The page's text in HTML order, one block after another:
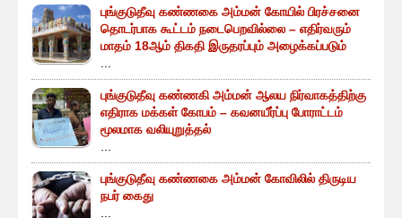
புங்குடுதீவு கண்ணகை அம்மன் கோயில் பிரச்சனை
தொடர்பாக கூட்டம் நடைபெறவில்லை – எதிர்வரும்
மாதம் 18ஆம் திகதி இருதரப்பும் அழைக்கப்படும்
புங்குடுதீவு கண்ணகி அம்மன் ஆலய நிர்வாகத்திற்கு
எதிராக மக்கள் கோபம் – கவனயீர்ப்பு போராட்டம்
மூலமாக வலியுறுத்தல்
புங்குடுதீவு கண்ணகை அம்மன் கோவிலில் திருடிய
நபர் கைது